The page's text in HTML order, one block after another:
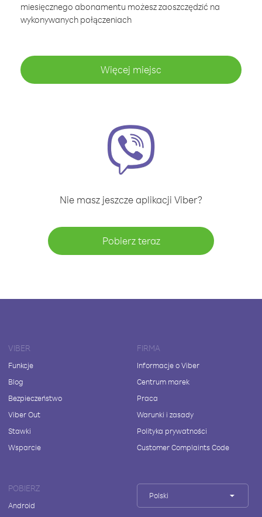
miesięcznego abonamentu możesz zaoszczędzić na
wykonywanych połączeniach
Więcej miejsc
Nie masz jeszcze aplikacji Viber?
Pobierz teraz
VIBER
Funkcje
Blog
Bezpieczeństwo
Viber Out
Stawki
Wsparcie
FIRMA
Informacje o Viber
Centrum marek
Praca
Warunki i zasady
Polityka prywatności
Customer Complaints Code
POBIERZ
Android
Polski